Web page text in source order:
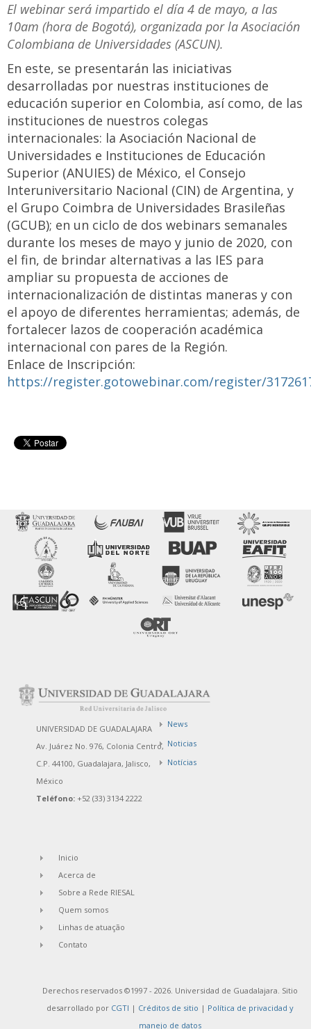
El webinar será impartido el día 4 de mayo, a las
10am (hora de Bogotá), organizada por la Asociación
Colombiana de Universidades (ASCUN).
En este, se presentarán las iniciativas
desarrolladas por nuestras instituciones de
educación superior en Colombia, así como, de las
instituciones de nuestros colegas
internacionales: la Asociación Nacional de
Universidades e Instituciones de Educación
Superior (ANUIES) de México, el Consejo
Interuniversitario Nacional (CIN) de Argentina, y
el Grupo Coimbra de Universidades Brasileñas
(GCUB); en un ciclo de dos webinars semanales
durante los meses de mayo y junio de 2020, con
el fin, de brindar alternativas a las IES para
ampliar su propuesta de acciones de
internacionalización de distintas maneras y con
el apoyo de diferentes herramientas; además, de
fortalecer lazos de cooperación académica
internacional con pares de la Región.
Enlace de Inscripción:
https://register.gotowebinar.com/register/
UNIVERSIDAD DE GUADALAJARA
Av. Juárez No. 976, Colonia Centro,
C.P. 44100, Guadalajara, Jalisco,
México
Teléfono: +52 (33) 3134 2222
News
Noticias
Notícias
Inicio
Acerca de
Sobre a Rede RIESAL
Quem somos
Linhas de atuação
Contato
Derechos reservados ©1997 - 2026. Universidad de Guadalajara. Sitio
desarrollado por CGTI | Créditos de sitio | Política de privacidad y
manejo de datos